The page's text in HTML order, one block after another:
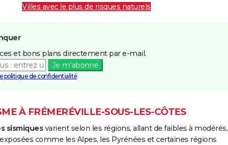
Villes avec le plus de risques naturels
et bons plans directement par e-mail.
Je m'abonne
politique de confidentialité
À FRÉMERÉVILLE-SOUS-LES-CÔTES
sismiquesvarient selon les régions, allant de faibles à modérés,
comme les Alpes, les Pyrénées et certaines régions